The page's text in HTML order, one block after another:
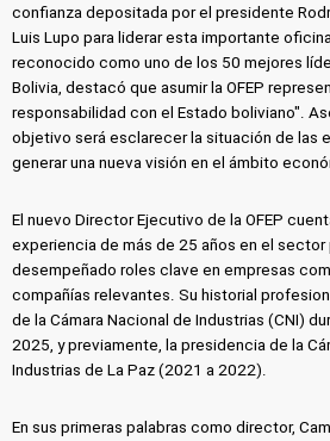
confianza depositada por el presidente
Luis Lupo para liderar esta importante
reconocido como uno de los 50 mejores
Bolivia, destacó que asumir la OFEP
responsabilidad con el Estado boliviano".
objetivo será esclarecer la situación de las
generar una nueva visión en el ámbito
El nuevo Director Ejecutivo de la OFEP
experiencia de más de 25 años en el sector
desempeñado roles clave en empresas
compañías relevantes. Su historial
de la Cámara Nacional de Industrias (CNI)
2025, y previamente, la presidencia de la
Industrias de La Paz (2021 a 2022).
En sus primeras palabras como director,